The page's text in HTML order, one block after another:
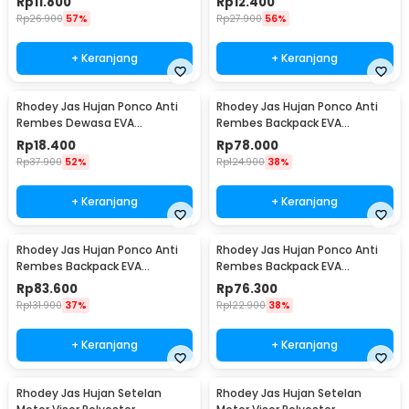
1 x Tas Penyimpanan
Rp26.900 57%
+ Keranjang
Rp27.900 56%
+ Keranjang
Rhodey Jas Hujan Ponco Anti
Rembes Dewasa EVA
Waterproof Raincoat - FY-20
Rp18.400
Rp37.900 52%
+ Keranjang
Rhodey Jas Hujan Ponco Anti
Rembes Backpack EVA
Waterproof Raincoat XXL - FY-
30
Rp78.000
Rp124.900 38%
+ Keranjang
Rhodey Jas Hujan Ponco Anti
Rembes Backpack EVA
Waterproof Raincoat XL - FY-30
Rp83.600
Rp131.900 37%
+ Keranjang
Rhodey Jas Hujan Ponco Anti
Rembes Backpack EVA
Waterproof Raincoat L - FY-30
Rp76.300
Rp122.900 38%
+ Keranjang
Rhodey Jas Hujan Setelan
Rhodey Jas Hujan Setelan